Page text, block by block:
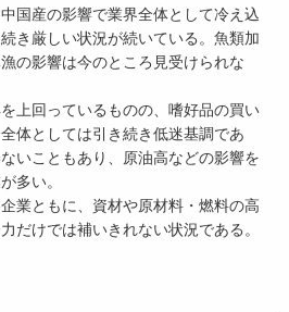
国産の影響で業界全体として冷え込
き厳しい状況が続いている。魚類加
の影響は今のところ見受けられな
上回っているものの、嗜好品の買い
体としては引き続き低迷基調であ
いこともあり、原油高などの影響を
多い。
業ともに、資材や原材料・燃料の高
だけでは補いきれない状況である。